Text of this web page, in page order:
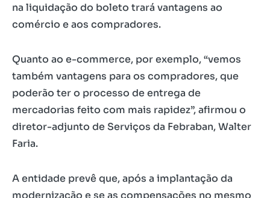
na liquidação do boleto trará vantagens ao
comércio e aos compradores.
Quanto ao e-commerce, por exemplo, “vemos
também vantagens para os compradores, que
poderão ter o processo de entrega de
mercadorias feito com mais rapidez”, afirmou o
diretor-adjunto de Serviços da Febraban, Walter
Faria.
A entidade prevê que, após a implantação da
modernização e se as compensações no mesmo